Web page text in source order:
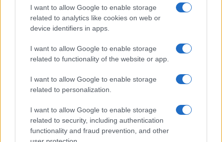
I want to allow Google to enable storage
related to analytics like cookies on web or
device identifiers in apps.
I want to allow Google to enable storage
related to functionality of the website or app.
I want to allow Google to enable storage
related to personalization.
I want to allow Google to enable storage
related to security, including authentication
functionality and fraud prevention, and other
Sangue, musica e solidarietà con Avis Olbia al
Delta Center
Meteo Olbia 9 agosto, temperature in calo
Salmo finisce in ospedale a Catania, ma il tour
Jovanotti, Gabry Ponte e Alfa: Olbia ombelico del